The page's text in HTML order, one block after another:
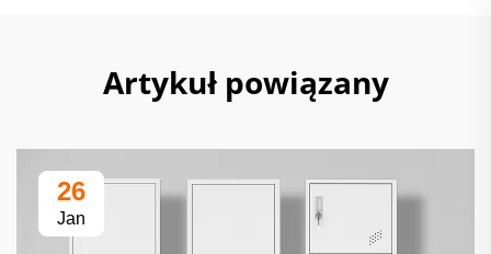
Artykuł powiązany
26
Jan